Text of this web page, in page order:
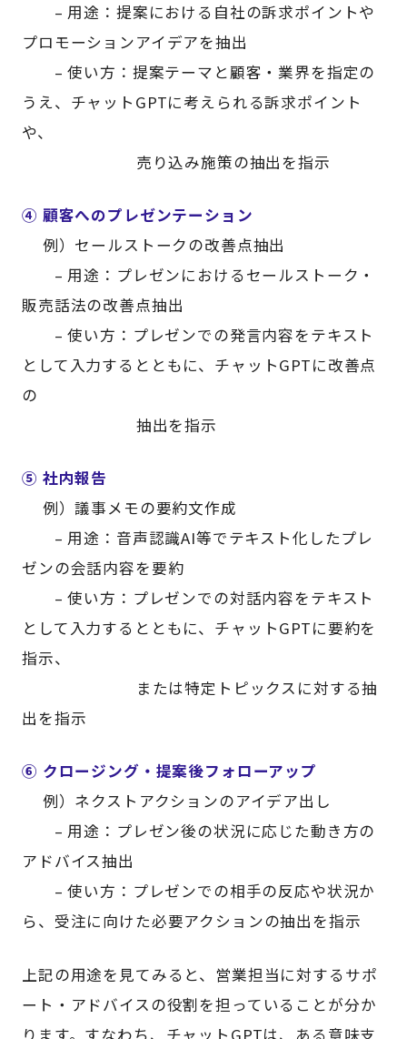
– 用途：提案における自社の訴求ポイントや
プロモーションアイデアを抽出
– 使い方：提案テーマと顧客・業界を指定の
うえ、チャットGPTに考えられる訴求ポイント
や、
売り込み施策の抽出を指示
④ 顧客へのプレゼンテーション
例）セールストークの改善点抽出
– 用途：プレゼンにおけるセールストーク・
販売話法の改善点抽出
– 使い方：プレゼンでの発言内容をテキスト
として入力するとともに、チャットGPTに改善点
の
抽出を指示
⑤ 社内報告
例）議事メモの要約文作成
– 用途：音声認識AI等でテキスト化したプレ
ゼンの会話内容を要約
– 使い方：プレゼンでの対話内容をテキスト
として入力するとともに、チャットGPTに要約を
指示、
または特定トピックスに対する抽
出を指示
⑥ クロージング・提案後フォローアップ
例）ネクストアクションのアイデア出し
– 用途：プレゼン後の状況に応じた動き方の
アドバイス抽出
– 使い方：プレゼンでの相手の反応や状況か
ら、受注に向けた必要アクションの抽出を指示
上記の用途を見てみると、営業担当に対するサポ
ート・アドバイスの役割を担っていることが分か
ります。すなわち、チャットGPTは、ある意味支